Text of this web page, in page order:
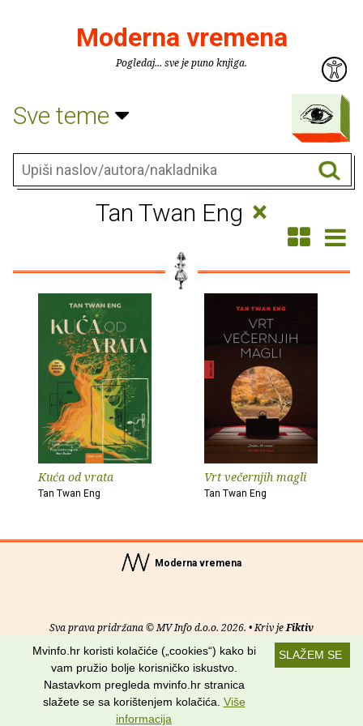
Moderna vremena
Pogledaj... sve je puno knjiga.
Sve teme
Tan Twan Eng ×
Kuća od vrata
Tan Twan Eng
Vrt večernjih magli
Tan Twan Eng
Moderna vremena
Sva prava pridržana © MV Info d.o.o. 2026. • Kriv jeFiktiv
Uvjeti korištenja RSS kanali
Potraži nas na:
SLAŽEM SE
Mvinfo.hr koristi kolačiće („cookies“) kako bi
vam pružio bolje korisničko iskustvo.
Nastavkom pregleda mvinfo.hr stranica
slažete se sa korištenjem kolačića. Više
informacija